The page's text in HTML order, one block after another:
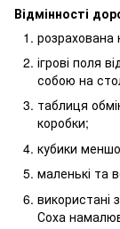
Відмінності
розрахована
ігрові поля
собою на
таблиця
коробки;
кубики
маленькі та
використані
Соха